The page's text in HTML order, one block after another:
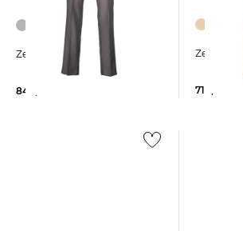
Zegna | Herren Hose
840,00 € 710,00 €